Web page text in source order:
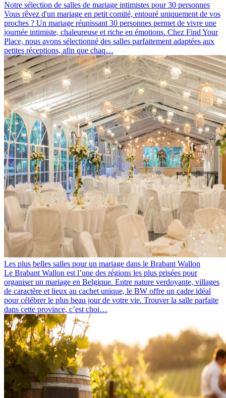
Notre sélection de salles de mariage intimistes pour 30 personnes
Vous rêvez d'un mariage en petit comité, entouré uniquement de vos
proches ? Un mariage réunissant 30 personnes permet de vivre une
journée intimiste, chaleureuse et riche en émotions. Chez Find Your
Place, nous avons sélectionné des salles parfaitement adaptées aux
petites réceptions, afin que chaq…
Les plus belles salles pour un mariage dans le Brabant Wallon
Le Brabant Wallon est l’une des régions les plus prisées pour
organiser un mariage en Belgique. Entre nature verdoyante, villages
de caractère et lieux au cachet unique, le BW offre un cadre idéal
pour célébrer le plus beau jour de votre vie. Trouver la salle parfaite
dans cette province, c’est choi…